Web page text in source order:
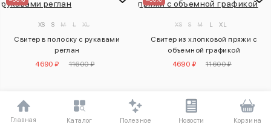
XS S M L XL
Свитер в полоску с рукавами
реглан
4690 ₽
11600 ₽
XS S M L XL
Свитер из хлопковой пряжи с
объемной графикой
4690 ₽
11600 ₽
Главная Каталог Полезное Новости Корзина